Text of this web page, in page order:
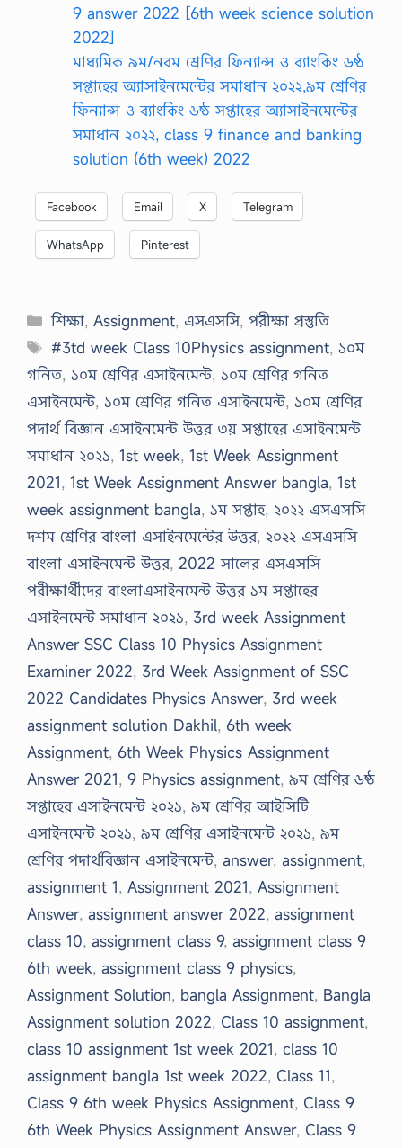
9 answer 2022 [6th week science solution
2022]
মাধ্যমিক ৯ম/নবম শ্রেণির ফিন্যান্স ও ব্যাংকিং ৬ষ্ঠ
সপ্তাহের অ্যাসাইনমেন্টের সমাধান ২০২২,৯ম শ্রেণির
ফিন্যান্স ও ব্যাংকিং ৬ষ্ঠ সপ্তাহের অ্যাসাইনমেন্টের
সমাধান ২০২২, class 9 finance and banking
solution (6th week) 2022
Facebook Email X Telegram
WhatsApp Pinterest
Categories
শিক্ষা,Assignment, এসএসসি,পরীক্ষা প্রস্তুতি
Tags
#3td week Class 10Physics assignment,১০ম
গনিত, ১০ম শ্রেণির এসাইনমেন্ট, ১০ম শ্রেণির গনিত
এসাইনমেন্ট, ১০ম শ্রেণির গনিত এসাইনমেন্ট, ১০ম শ্রেণির
পদার্থ বিজ্ঞান এসাইনমেন্ট উত্তর ৩য় সপ্তাহের এসাইনমেন্ট
সমাধান ২০২১, 1st week, 1st Week Assignment
2021, 1st Week Assignment Answer bangla, 1st
week assignment bangla, ১ম সপ্তাহ, ২০২২ এসএসসি
দশম শ্রেণির বাংলা এসাইনমেন্টের উত্তর, ২০২২ এসএসসি
বাংলা এসাইনমেন্ট উত্তর, 2022 সালের এসএসসি
পরীক্ষার্থীদের বাংলাএসাইনমেন্ট উত্তর ১ম সপ্তাহের
এসাইনমেন্ট সমাধান ২০২১, 3rd week Assignment
Answer SSC Class 10 Physics Assignment
Examiner 2022, 3rd Week Assignment of SSC
2022 Candidates Physics Answer, 3rd week
assignment solution Dakhil, 6th week
Assignment, 6th Week Physics Assignment
Answer 2021, 9 Physics assignment, ৯ম শ্রেণির ৬ষ্ঠ
সপ্তাহের এসাইনমেন্ট ২০২১, ৯ম শ্রেণির আইসিটি
এসাইনমেন্ট ২০২১, ৯ম শ্রেণির এসাইনমেন্ট ২০২১, ৯ম
শ্রেণির পদার্থবিজ্ঞান এসাইনমেন্ট, answer, assignment,
assignment 1, Assignment 2021, Assignment
Answer, assignment answer 2022, assignment
class 10, assignment class 9, assignment class 9
6th week, assignment class 9 physics,
Assignment Solution, bangla Assignment, Bangla
Assignment solution 2022, Class 10 assignment,
class 10 assignment 1st week 2021, class 10
assignment bangla 1st week 2022, Class 11,
Class 9 6th week Physics Assignment, Class 9
6th Week Physics Assignment Answer, Class 9